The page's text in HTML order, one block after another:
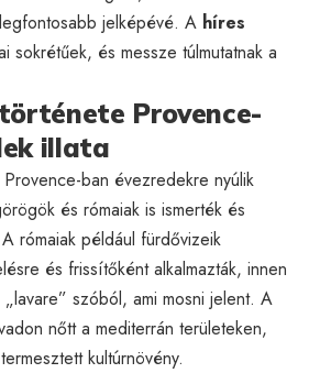
jelképévé. A híres
sokrétűek, és messze túlmutatnak a
Provence-
illata
ban évezredekre nyúlik
és rómaiak is ismerték és
rómaiak például fürdővizeik
és frissítőként alkalmazták, innen
szóból, ami mosni jelent. A
nőtt a mediterrán területeken,
kultúrnövény.